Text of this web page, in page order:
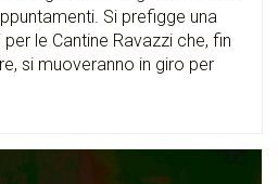
Si prefigge una
le Cantine Ravazzi che, fin
si muoveranno in giro per